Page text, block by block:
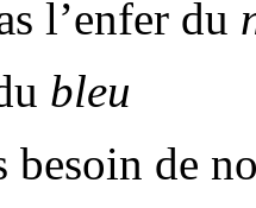
l’enfer du
bleu
besoin de